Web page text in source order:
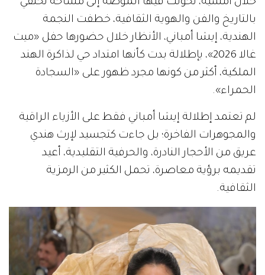
بالتاريخ والفن والهوية الثقافية، خطفت النجمة
الهندية، إيشا أمباني، الأنظار خلال حضورها حفل «ميت
غالا 2026»، بإطلالة بدت كأنها امتداد حي لذاكرة الهند
الملكية، أكثر من كونها مجرد ظهور على «السجادة
الحمراء».
لم تعتمد إطلالة إيشا أمباني فقط على الأزياء الراقية
والمجوهرات الفاخرة؛ بل جاءت كتجسيد لإرث هندي
عريق من الأحجار النادرة، والحرفية التقليدية، أعيد
تقديمه برؤية معاصرة، تحمل الكثير من الرمزية
الثقافية.